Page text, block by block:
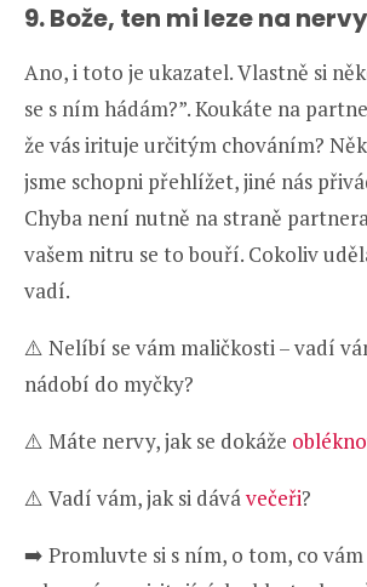
9. Bože, ten mi leze na nervy
Ano, i toto je ukazatel. Vlastně si
se s ním hádám?”. Koukáte na
že vás irituje určitým chováním?
jsme schopni přehlížet, jiné nás
Chyba není nutně na straně
vašem nitru se to bouří. Cokoliv
vadí.
⚠️ Nelíbí se vám maličkosti – vadí
nádobí do myčky?
⚠️ Máte nervy, jak se dokáže
⚠️ Vadí vám, jak si dávávečeři?
➡️ Promluvte si s ním, o tom, co vám